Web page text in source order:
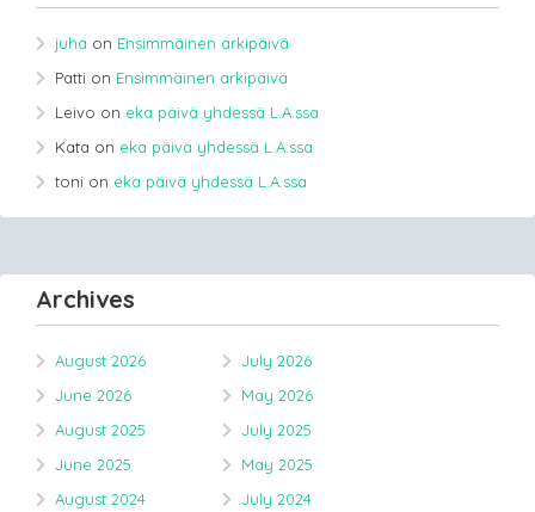
juha on Ensimmäinen arkipäivä
Patti on Ensimmäinen arkipäivä
Leivo on eka päivä yhdessä L.A.ssa
Kata on eka päivä yhdessä L.A.ssa
toni on eka päivä yhdessä L.A.ssa
Archives
August 2026
July 2026
June 2026
May 2026
August 2025
July 2025
June 2025
May 2025
August 2024
July 2024